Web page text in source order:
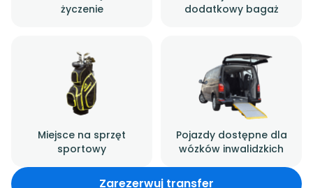
życzenie
dodatkowy bagaż
Miejsce na sprzęt
sportowy
Pojazdy dostępne dla
wózków inwalidzkich
Zarezerwuj transfer